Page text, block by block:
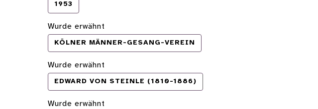
1953
Wurde erwähnt
KÖLNER MÄNNER-GESANG-VEREIN
Wurde erwähnt
EDWARD VON STEINLE (1810-1886)
Wurde erwähnt